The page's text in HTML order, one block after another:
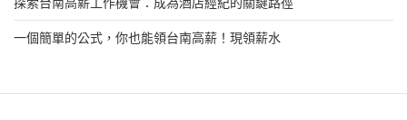
一個簡單的公式，你也能領台南高薪！現領薪水